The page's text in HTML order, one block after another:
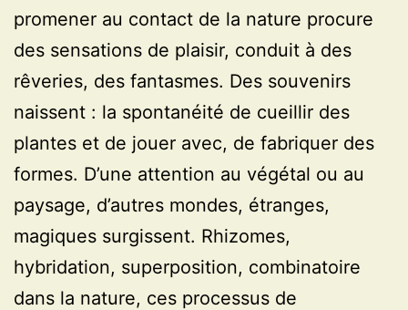
promener au contact de la nature procure
des sensations de plaisir, conduit à des
rêveries, des fantasmes. Des souvenirs
naissent : la spontanéité de cueillir des
plantes et de jouer avec, de fabriquer des
formes. D’une attention au végétal ou au
paysage, d’autres mondes, étranges,
magiques surgissent. Rhizomes,
hybridation, superposition, combinatoire
dans la nature, ces processus de